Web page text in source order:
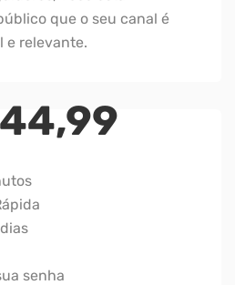
que o seu canal é
e relevante.
44,99
senha